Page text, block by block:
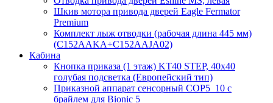
Шкив мотора привода дверей Eagle Fermator
Premium
Комплект лыж отводки (рабочая длина 445 мм)
(C152AAKA+C152AAJA02)
Кабина
Кнопка приказа (1 этаж) KT40 STEP, 40х40
голубая подсветка (Европейский тип)
Приказной аппарат сенсорный COP5_10 с
брайлем для Bionic 5